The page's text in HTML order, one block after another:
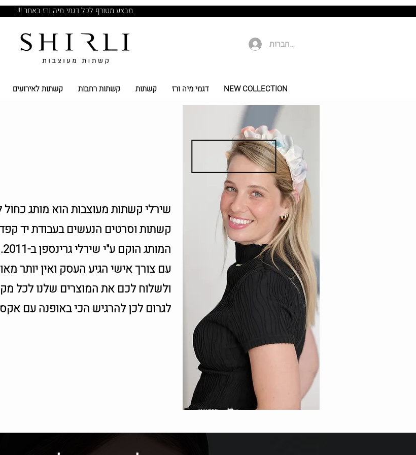
מבצע מטורף לכל דגמי מיה ורז באתר !!!
להתחברות
NEW COLLECTION דגמי מיה ורז קשתות קשתות רחבות קשתות לאירועים
שירלי קשתות מעוצבות הוא מותג כחול
קשתות וסרטים הנעשים בעבודת יד
המותג הוקם ע"י שירלי גרינספן ב-2011.
עם צורך אישי הגיע העסק ואין יותר
ולשלוח לכם את המוצרים שלנו לכל
לגרום לכן להרגיש הכי באופנה עם